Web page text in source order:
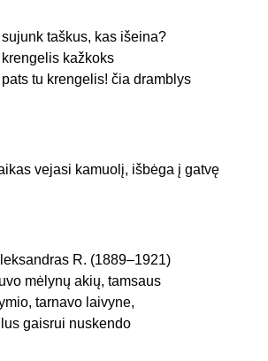
taškus, kas išeina?
kažkoks
tu krengelis! čia dramblys
vejasi kamuolį, išbėga į gatvę
R. (1889–1921)
mėlynų akių, tamsaus
tarnavo laivyne,
gaisrui nuskendo